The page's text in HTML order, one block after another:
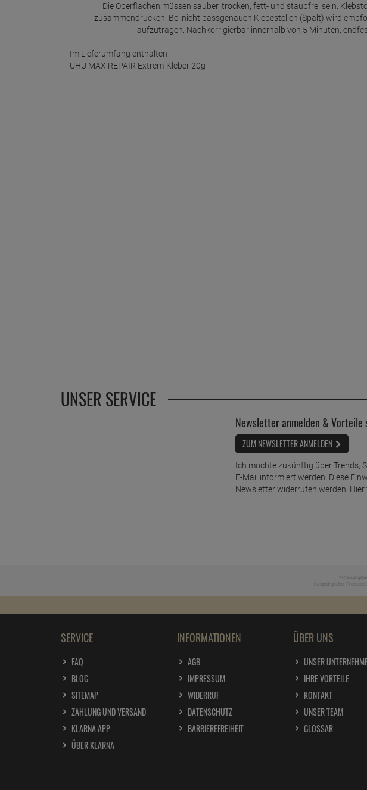
Die Oberflächen müssen sauber, trocken, fett- und staubfrei sein.
zusammendrücken. Bei nicht passgenauen Klebestellen (Spalt) wird
aufzutragen. Nachkorrigierbar innerhalb von 5 Minuten,
Im Lieferumfang enthalten
UHU MAX REPAIR Extrem-Kleber 20g
UNSER SERVICE
Newsletter anmelden &
ZUM NEWSLETTER ANMELDEN
Ich möchte zukünftig über Trends,
E-Mail informiert werden. Diese
Newsletter widerrufen werden. Hier
*
Ursprünglicher Preis des
SERVICE
FAQ
BLOG
SITEMAP
ZAHLUNG UND VERSAND
KLARNA APP
ÜBER KLARNA
INFORMATIONEN
AGB
IMPRESSUM
WIDERRUF
DATENSCHUTZ
BARRIEREFREIHEIT
ÜBER UNS
UNSER
IHRE VORTEILE
KONTAKT
UNSER TEAM
GLOSSAR